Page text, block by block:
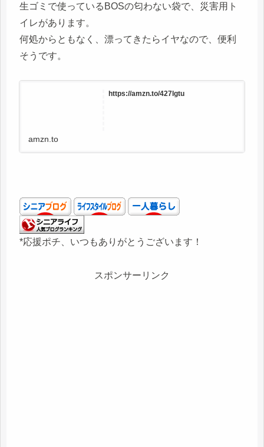
生ゴミで使っているBOSの匂わない袋で、災害用ト
イレがあります。
何処からともなく、漂ってきたらイヤなので、便利
そうです。
https://amzn.to/427lgtu
amzn.to
*応援ポチ、いつもありがとうございます！
スポンサーリンク